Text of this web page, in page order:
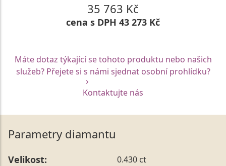
35 763 Kč
cena s DPH 43 273 Kč
Máte dotaz týkající se tohoto produktu nebo našich
služeb? Přejete si s námi sjednat osobní prohlídku?
Kontaktujte nás
Parametry diamantu
Velikost: 0.430 ct